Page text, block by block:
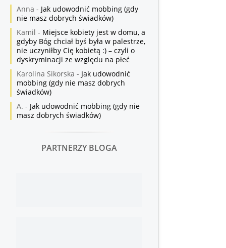
Anna - Jak udowodnić mobbing (gdy
nie masz dobrych świadków)
Kamil - Miejsce kobiety jest w domu, a
gdyby Bóg chciał byś była w palestrze,
nie uczyniłby Cię kobietą :) – czyli o
dyskryminacji ze względu na płeć
Karolina Sikorska - Jak udowodnić
mobbing (gdy nie masz dobrych
świadków)
A. - Jak udowodnić mobbing (gdy nie
masz dobrych świadków)
PARTNERZY BLOGA